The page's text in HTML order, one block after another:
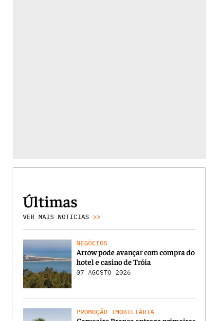
Últimas
VER MAIS NOTICIAS >>
NEGÓCIOS
Arrow pode avançar com compra do
hotel e casino de Tróia
07 AGOSTO 2026
PROMOÇÃO IMOBILIÁRIA